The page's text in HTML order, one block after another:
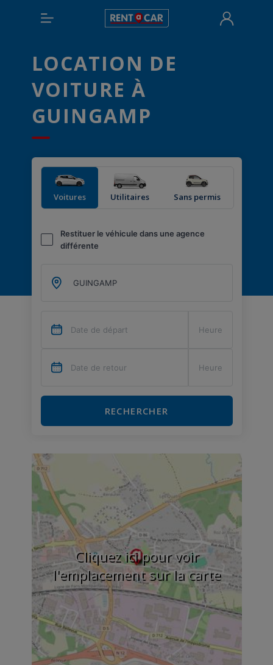
LOCATION DE
VOITURE À
GUINGAMP
Voitures Utilitaires Sans permis
Restituer le véhicule dans une agence
différente
RECHERCHER
Cliquez ici pour voir
l'emplacement sur la carte